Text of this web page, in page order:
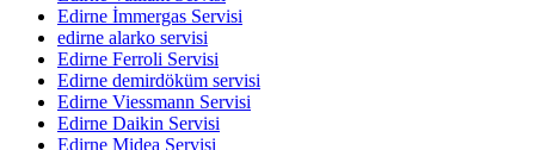
Edirne İmmergas Servisi
edirne alarko servisi
Edirne Ferroli Servisi
Edirne demirdöküm servisi
Edirne Viessmann Servisi
Edirne Daikin Servisi
Edirne Midea Servisi